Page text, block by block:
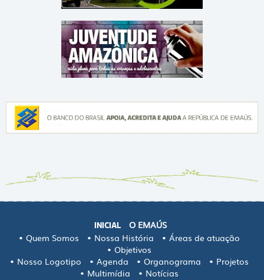
INICIAL
O EMAÚS
Quem Somos
Nossa História
Áreas de atuação
Objetivos
Nosso Logotipo
Agenda Organograma
Projetos
Multimídia
Notícias